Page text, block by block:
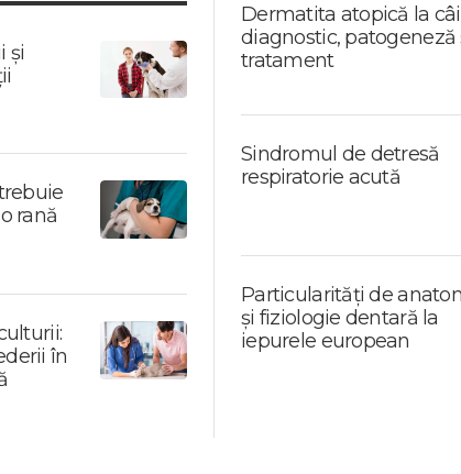
și
rană
în
Dermatita atopică la
diagnostic, patogeneză
tratament
Sindromul de detresă
respiratorie acută
Particularități de
și fiziologie dentară la
iepurele european